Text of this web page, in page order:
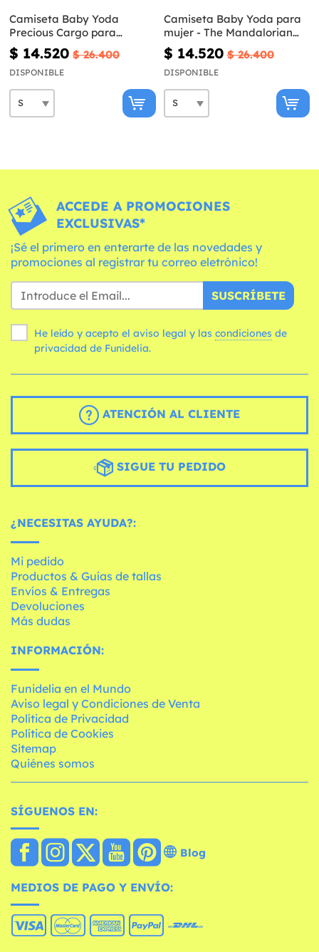
Camiseta Baby Yoda
Precious Cargo para
hombre - The Mandalorian
Star Wars
$ 14.520 $ 26.400
DISPONIBLE
Camiseta Baby Yoda para
mujer - The Mandalorian
Star Wars
$ 14.520 $ 26.400
DISPONIBLE
ACCEDE A PROMOCIONES
EXCLUSIVAS*
¡Sé el primero en enterarte de las novedades y
promociones al registrar tu correo eletrónico!
SUSCRÍBETE
He leído y acepto el aviso legal y las condiciones
privacidad de Funidelia.
ATENCIÓN AL CLIENTE
SIGUE TU PEDIDO
¿NECESITAS AYUDA?:
Mi pedido
Productos & Guías de tallas
Envíos & Entregas
Devoluciones
Más dudas
INFORMACIÓN:
Funidelia en el Mundo
Aviso legal y Condiciones de Venta
Política de Privacidad
Política de Cookies
Sitemap
Quiénes somos
SÍGUENOS EN:
Blog
MEDIOS DE PAGO Y ENVÍO: